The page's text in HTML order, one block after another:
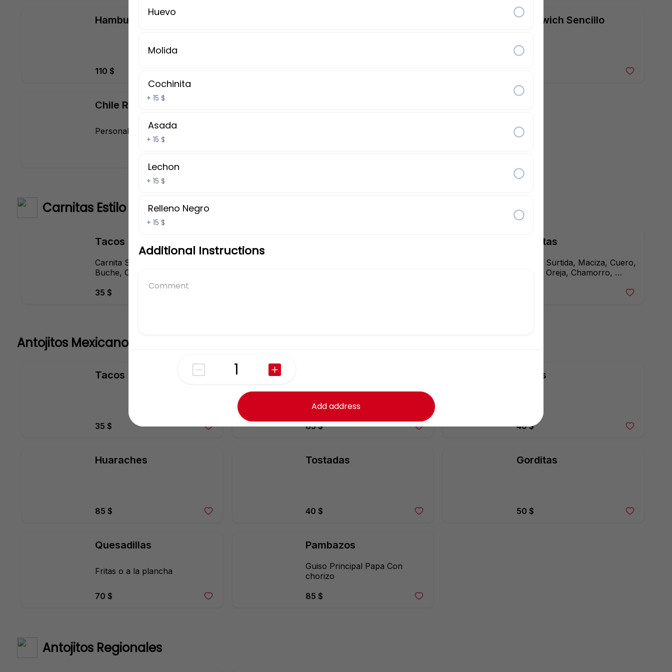
Hamburguesa con papas
110 $
Sandwich Sencillo
Chile Relleno
Personaliza
Carnitas Estilo Michoacan
Tacos
Carnita Surtida, Maciza, Cuero,
Buche, Oreja, Chamorro,
Costilla o Higado
35 $
Gorditas
Carnita Surtida, Maciza, Cuero,
Buche, Oreja, Chamorro,
Antojitos Mexicanos
Tacos
35 $ 85 $
Sopes
40 $
Huaraches
85 $
Tostadas
40 $
Gorditas
50 $
Quesadillas
Fritas o a la plancha
70 $
Pambazos
Guiso Principal Papa Con
chorizo
85 $
Antojitos Regionales
Huevo
Molida
Cochinita
+ 15 $
Asada
+ 15 $
Lechon
+ 15 $
Relleno Negro
+ 15 $
Additional Instructions
Add address